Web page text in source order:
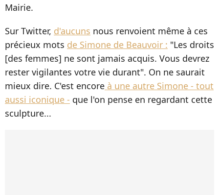
Mairie.
Sur Twitter, d'aucuns nous renvoient même à ces
précieux mots de Simone de Beauvoir : "Les droits
[des femmes] ne sont jamais acquis. Vous devrez
rester vigilantes votre vie durant". On ne saurait
mieux dire. C'est encore à une autre Simone - tout
aussi iconique - que l'on pense en regardant cette
sculpture...